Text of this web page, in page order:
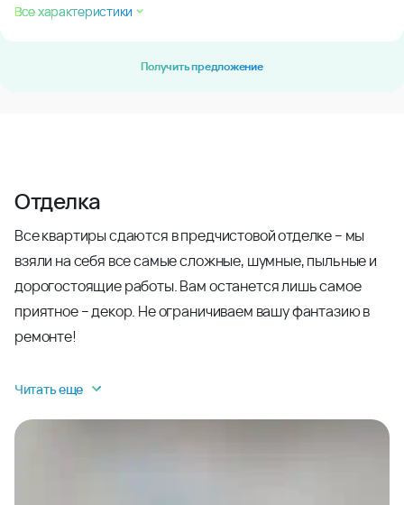
Все характеристики
Получить предложение
Отделка
Все квартиры сдаются в предчистовой отделке – мы
взяли на себя все самые сложные, шумные, пыльные и
дорогостоящие работы. Вам останется лишь самое
приятное – декор. Не ограничиваем вашу фантазию в
ремонте!
Читать еще